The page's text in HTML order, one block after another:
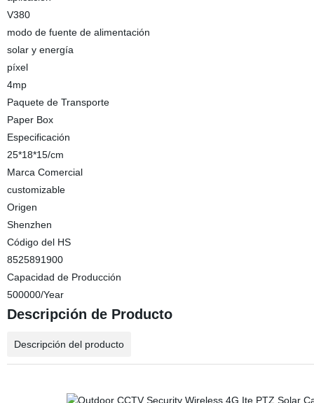
V380
modo de fuente de alimentación
solar y energía
píxel
4mp
Paquete de Transporte
Paper Box
Especificación
25*18*15/cm
Marca Comercial
customizable
Origen
Shenzhen
Código del HS
8525891900
Capacidad de Producción
500000/Year
Descripción de Producto
Descripción del producto